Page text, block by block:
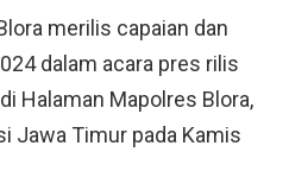
merilis capaian dan
dalam acara pres rilis
Halaman Mapolres Blora,
Jawa Timur pada Kamis